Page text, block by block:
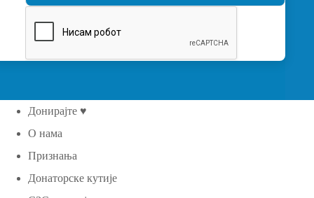
Донирајте ♥
О нама
Признања
Донаторске кутије